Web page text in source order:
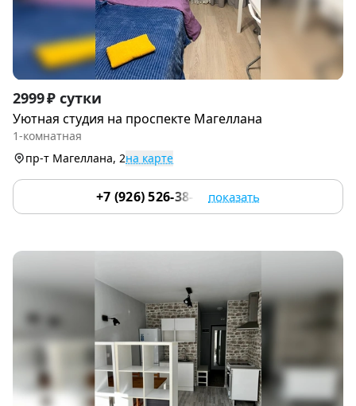
Item
1
of
9
2999 ₽ сутки
Уютная студия на проспекте Магеллана
1-комнатная
пр-т Магеллана, 2на карте
+7 (926) 526-38-32 показать